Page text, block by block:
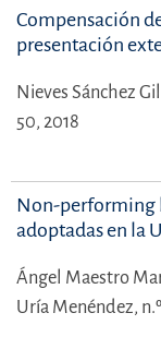
Compensación
presentación
Nieves Sánchez
50, 2018
Non-performing
adoptadas en la
Ángel Maestro
Uría Menéndez,